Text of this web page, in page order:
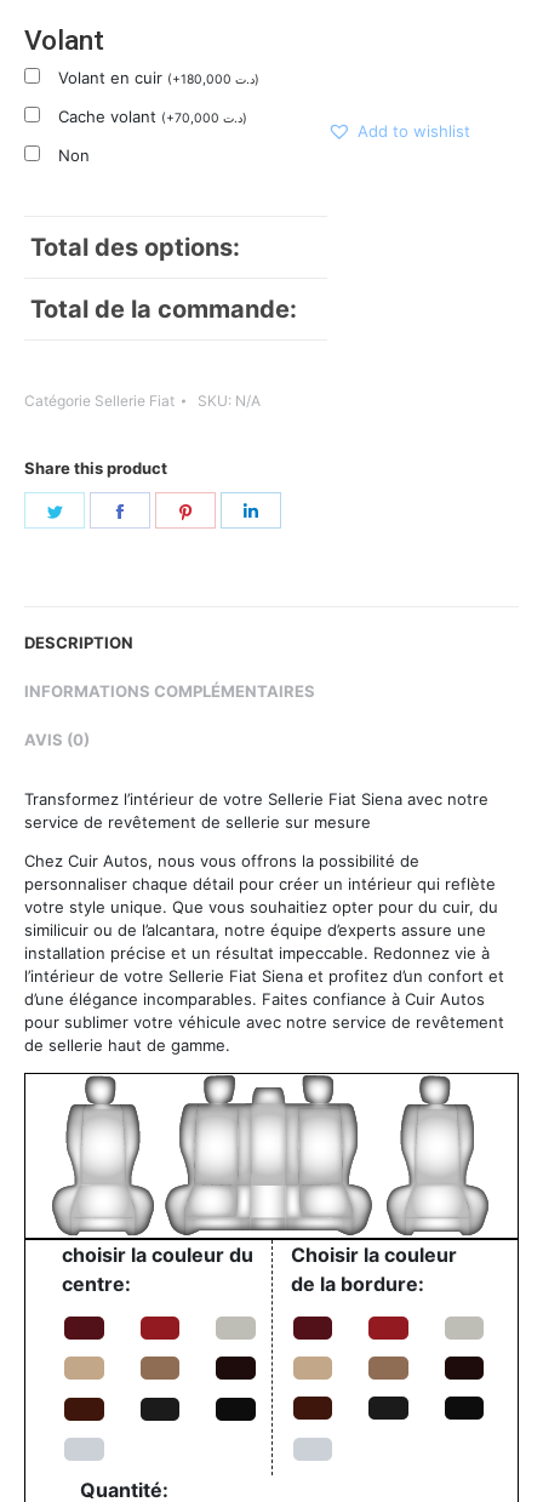
Volant
Volant en cuir (+180,000 د.ت)
Cache volant (+70,000 د.ت)
Non
Total des options:
Total de la commande:
Add to wishlist
Catégorie Sellerie Fiat SKU: N/A
Share this product
Share
Share
DESCRIPTION
INFORMATIONS COMPLÉMENTAIRES
AVIS (0)
Transformez l’intérieur de votre Sellerie Fiat Siena avec notre
service de revêtement de sellerie sur mesure
Chez Cuir Autos, nous vous offrons la possibilité de
personnaliser chaque détail pour créer un intérieur qui reflète
votre style unique. Que vous souhaitiez opter pour du cuir, du
similicuir ou de l’alcantara, notre équipe d’experts assure une
installation précise et un résultat impeccable. Redonnez vie à
l’intérieur de votre Sellerie Fiat Siena et profitez d’un confort et
d’une élégance incomparables. Faites confiance à Cuir Autos
pour sublimer votre véhicule avec notre service de revêtement
de sellerie haut de gamme.
choisir la couleur du
centre:
Choisir la couleur
de la bordure:
Quantité: